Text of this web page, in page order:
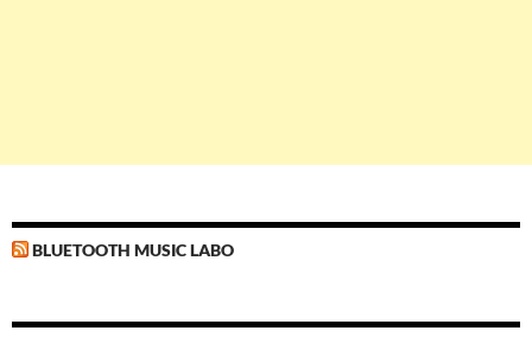
BLUETOOTH MUSIC LABO